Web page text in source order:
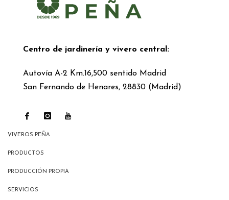
Centro de jardinería y vivero central:
Autovía A-2 Km.16,500 sentido Madrid
San Fernando de Henares, 28830 (Madrid)
VIVEROS PEÑA
PRODUCTOS
PRODUCCIÓN PROPIA
SERVICIOS